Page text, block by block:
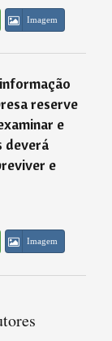
Imagem
reserve
e
deverá
e
Imagem